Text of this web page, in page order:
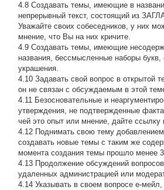
4.8 Создавать темы, имеющие в
непрерывный текст, состоящий из
Уважайте своих собеседников, у них
мнение, что Вы на них кричите.
4.9 Создавать темы, имеющие
названия, бессмысленные наборы
украшения.
4.10 Задавать свой вопрос в открытой
он не связан с обсуждаемым в этой
4.11 Безосновательные и
утверждения, не подтвержденные
чей это опыт или мнение, дайте ссылку
4.12 Поднимать свою тему
создавать новые темы с таким же
момента создания темы прошло менее
4.13 Продолжение обсyждений
удаленных администрацией или
4.14 Указывать в своем вопросе е-мейл,